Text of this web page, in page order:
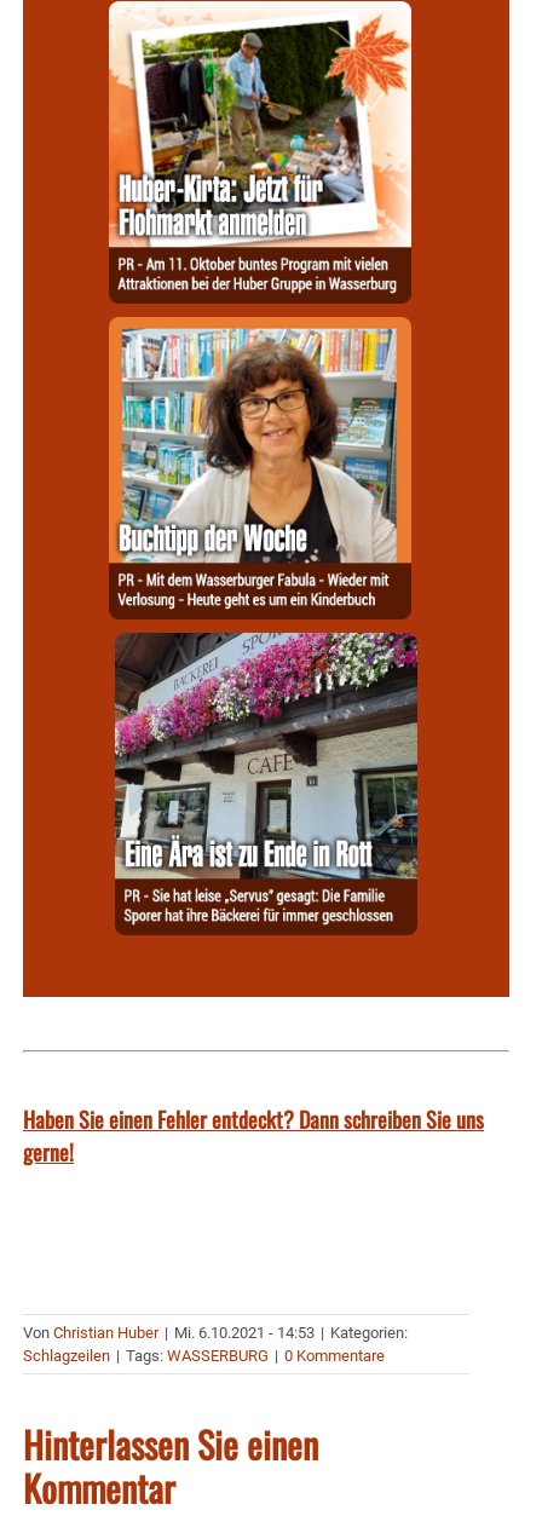
Haben Sie einen Fehler entdeckt? Dann schreiben Sie uns
gerne!
Von Christian Huber | Mi. 6.10.2021 - 14:53 | Kategorien:
Schlagzeilen | Tags: WASSERBURG | 0 Kommentare
Hinterlassen Sie einen
Kommentar